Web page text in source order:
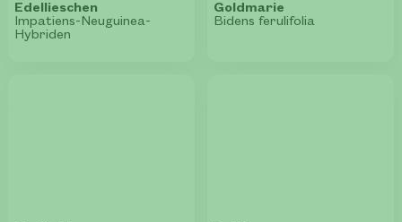
Edellieschen
Impatiens-Neuguinea-
Hybriden
Goldmarie
Bidens ferulifolia